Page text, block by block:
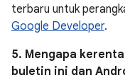
terbaru untuk
Google Developer.
5. Mengapa
buletin ini dan